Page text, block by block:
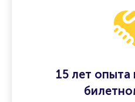
15 лет опыта